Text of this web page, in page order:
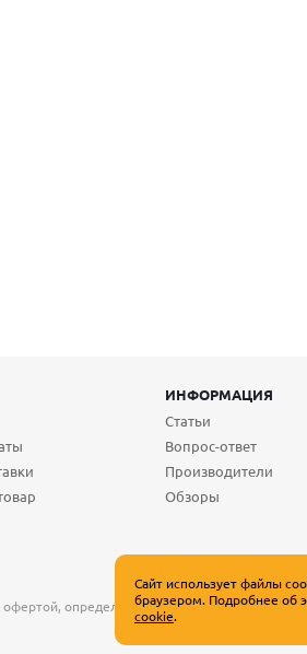
ИНФОРМАЦИЯ
Статьи
Вопрос-ответ
Производители
Обзоры
определяемой положениями Статьи
Сайт использует файлы
браузером. Подробнее об
cookie.